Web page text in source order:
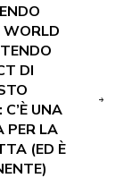
WORLD
DI
UNA
PER LA
(ED È